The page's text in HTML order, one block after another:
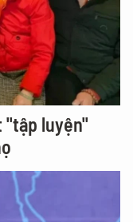
"tập luyện"